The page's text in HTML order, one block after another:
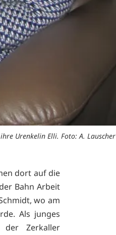
Urenkelin Elli. Foto: A. Lauscher
dort auf die
Bahn Arbeit
wo am
Als junges
Zerkaller